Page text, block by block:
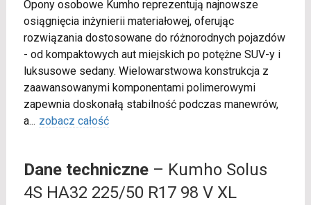
Opony osobowe Kumho reprezentują najnowsze
osiągnięcia inżynierii materiałowej, oferując
rozwiązania dostosowane do różnorodnych pojazdów
- od kompaktowych aut miejskich po potężne SUV-y i
luksusowe sedany. Wielowarstwowa konstrukcja z
zaawansowanymi komponentami polimerowymi
zapewnia doskonałą stabilność podczas manewrów,
a... zobacz całość
Dane techniczne– Kumho Solus
4S HA32 225/50 R17 98 V XL